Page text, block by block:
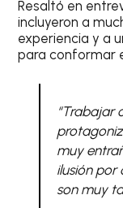
Resaltó en
incluyeron a
experiencia y a
para conformar
“Trabajar
muy
ilusión por
son muy